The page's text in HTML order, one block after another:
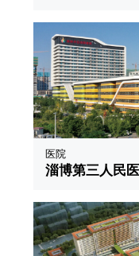
医院
淄博第三人民